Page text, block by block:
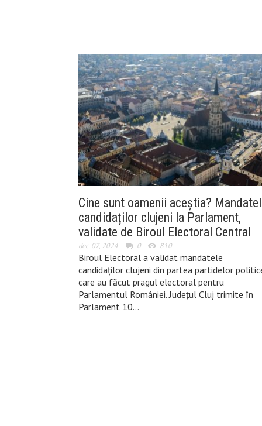
Cine sunt oamenii aceștia?
candidaților clujeni la Parlament,
validate de Biroul Electoral Central
dec. 07, 2024 0 810
Biroul Electoral a validat mandatele
candidaților clujeni din partea partidelor
care au făcut pragul electoral pentru
Parlamentul României. Județul Cluj trimite în
Parlament 10…